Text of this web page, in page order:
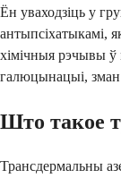
Ён уваходзіць у
антыпсіхатыкамі,
хімічныя рэчывы ў
галюцынацыі, зман
Што такое
Трансдермальны